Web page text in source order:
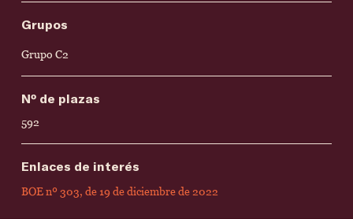
Grupos
Grupo C2
Nº de plazas
592
Enlaces de interés
BOE nº 303, de 19 de diciembre de 2022